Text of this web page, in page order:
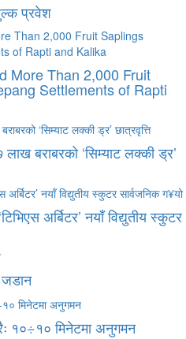
प्रवेश
More Than 2,000 Fruit
Settlements of Rapti
बराबरको ‘सिम्याट लक्की ड्र’
अर्बिटर’ नयाँ विद्युतीय स्कुटर
जडान
१०÷१० मिनेटमा अनुगमन